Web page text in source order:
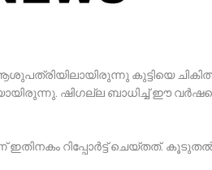
കുട്ടിയെ
ഷിഗല്ല ബാധിച്ച് ഈ
റിപ്പോർട്ട്‌ ചെയ്‌തത്‌.